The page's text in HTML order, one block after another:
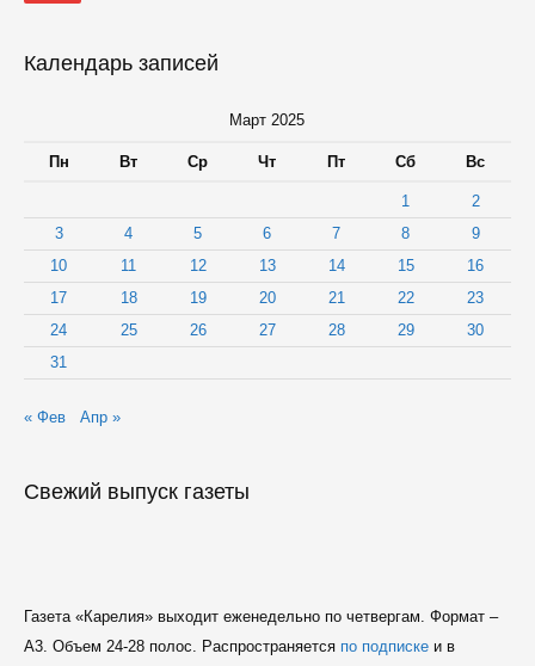
для
рыболовства
Календарь записей
Март 2025
Пн Вт Ср Чт Пт Сб Вс
1
2
3
4 5 6 7 8
9
10
11 12 13 14 15
16
17
18 19 20 21 22
23
24
25 26 27 28 29
30
31
« Фев Апр »
Свежий выпуск газеты
Газета «Карелия» выходит еженедельно по четвергам. Формат –
A3. Объем 24-28 полос. Распространяется по подпискеи в